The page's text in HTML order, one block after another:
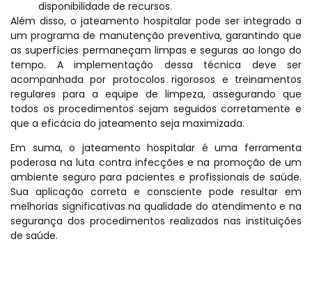
disponibilidade de recursos.
Além disso, o jateamento hospitalar pode ser integrado a
um programa de manutenção preventiva, garantindo que
as superfícies permaneçam limpas e seguras ao longo do
tempo. A implementação dessa técnica deve ser
acompanhada por protocolos rigorosos e treinamentos
regulares para a equipe de limpeza, assegurando que
todos os procedimentos sejam seguidos corretamente e
que a eficácia do jateamento seja maximizada.
Em suma, o jateamento hospitalar é uma ferramenta
poderosa na luta contra infecções e na promoção de um
ambiente seguro para pacientes e profissionais de saúde.
Sua aplicação correta e consciente pode resultar em
melhorias significativas na qualidade do atendimento e na
segurança dos procedimentos realizados nas instituições
de saúde.